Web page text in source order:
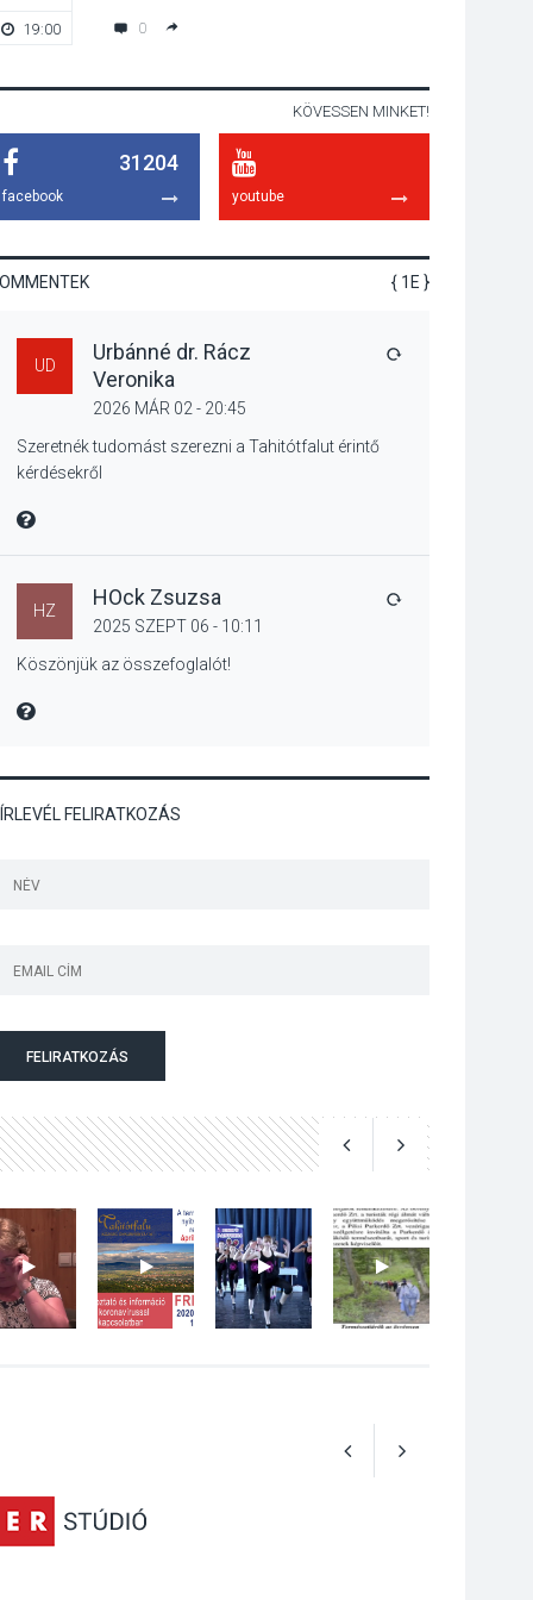
parkolási díjak
Nőtt a fontosabb nyári
gyümölcsök
termésmennyisége
Bogdányban
programokkal teli
búcsúhétvége lesz
Szigetmonostoron
művészetek jegyében
Esztergomban
19:00 0
KÖVESSEN MINKET!
31204
facebook youtube
{ 1E }
UD
Urbánné dr. Rácz
Veronika
2026 MÁR 02 - 20:45
Szeretnék tudomást szerezni a Tahitótfalut érintő
kérdésekről
MIRE MONDTA
HZ
HOck Zsuzsa
2025 SZEPT 06 - 10:11
Köszönjük az összefoglalót!
MIRE MONDTA
FELIRATKOZÁS
FELIRATKOZÁS